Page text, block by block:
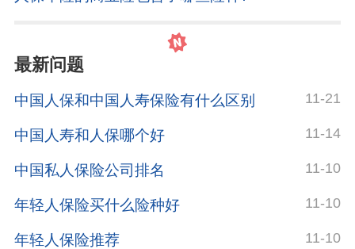
最新问题
中国人保和中国人寿保险有什么区别 11-21
中国人寿和人保哪个好 11-14
中国私人保险公司排名 11-10
年轻人保险买什么险种好 11-10
年轻人保险推荐 11-10